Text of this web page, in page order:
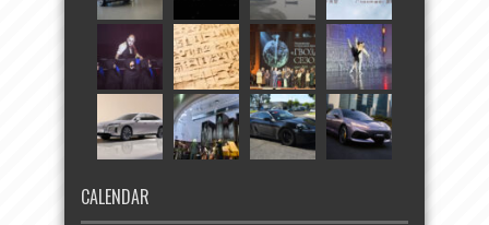
CALENDAR